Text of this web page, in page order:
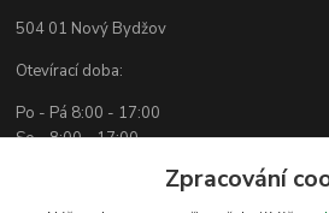
504 01 Nový Bydžov
Otevírací doba:
Po - Pá 8:00 - 17:00
So - 8:00 - 17:00
Zpracování